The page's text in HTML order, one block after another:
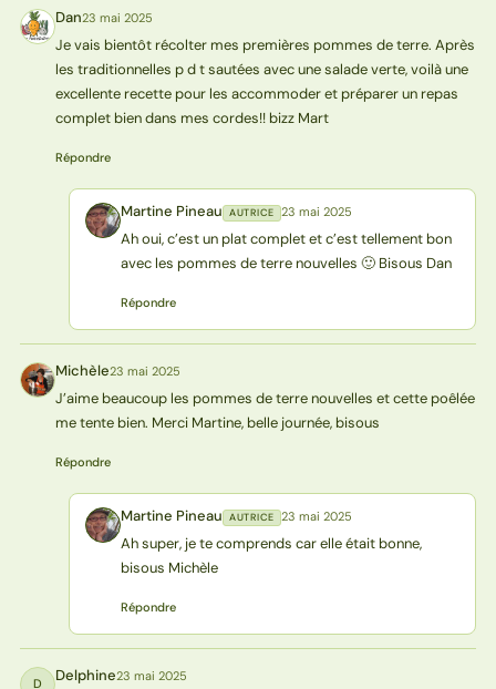
D Dan23 mai 2025
Je vais bientôt récolter mes premières pommes de terre. Après
les traditionnelles p d t sautées avec une salade verte, voilà une
excellente recette pour les accommoder et préparer un repas
complet bien dans mes cordes!! bizz Mart
Répondre
MP Martine Pineau AUTRICE 23 mai 2025
Ah oui, c’est un plat complet et c’est tellement bon
avec les pommes de terre nouvelles 🙂 Bisous Dan
Répondre
M Michèle23 mai 2025
J’aime beaucoup les pommes de terre nouvelles et cette poêlée
me tente bien. Merci Martine, belle journée, bisous
Répondre
MP Martine Pineau AUTRICE 23 mai 2025
Ah super, je te comprends car elle était bonne,
bisous Michèle
Répondre
D Delphine23 mai 2025